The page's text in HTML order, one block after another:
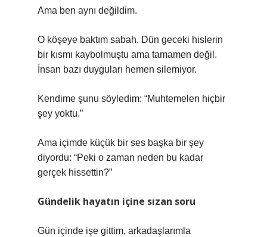
Ama ben aynı değildim.
O köşeye baktım sabah. Dün geceki hislerin
bir kısmı kaybolmuştu ama tamamen değil.
İnsan bazı duyguları hemen silemiyor.
Kendime şunu söyledim: “Muhtemelen hiçbir
şey yoktu.”
Ama içimde küçük bir ses başka bir şey
diyordu: “Peki o zaman neden bu kadar
gerçek hissettin?”
Gündelik hayatın içine sızan soru
Gün içinde işe gittim, arkadaşlarımla